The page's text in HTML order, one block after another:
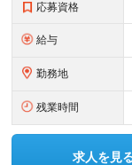
応募資格
給与
勤務地
残業時間
求人を見